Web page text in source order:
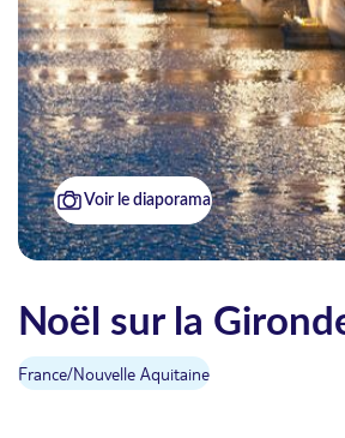
Voir le diaporama
Noël sur la
France/Nouvelle Aquitaine